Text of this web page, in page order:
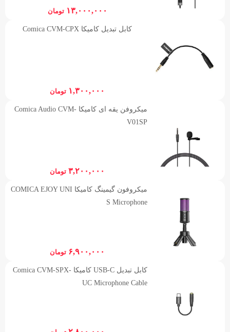
۱۳,۰۰۰,۰۰۰ تومان
کابل تبدیل کامیکا Comica CVM-CPX
۱,۳۰۰,۰۰۰ تومان
میکروفن یقه ای کامیکا Comica Audio CVM-
V01SP
۳,۲۰۰,۰۰۰ تومان
میکروفون گیمینگ کامیکا COMICA EJOY UNI
S Microphone
۶,۹۰۰,۰۰۰ تومان
کابل تبدیل USB-C کامیکا Comica CVM-SPX-
UC Microphone Cable